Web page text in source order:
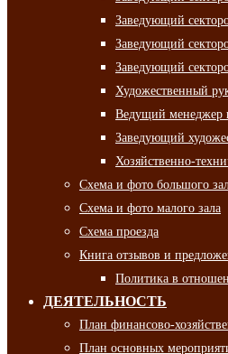
Заведующий
Заведующий
Заведующий
Художественный
Ведущий менеджер
Заведующий
Хозяйственно-
Схема и фото большого
Схема и фото малого зала
Схема проезда
Книга отзывов и
Политика в
ДЕЯТЕЛЬНОСТЬ
План финансово-
План основных